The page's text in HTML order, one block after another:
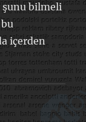
şunu bilmeli
içerden